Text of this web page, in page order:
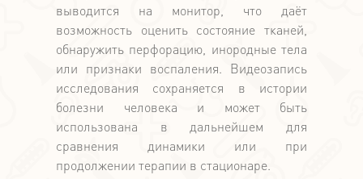
выводится на монитор, что даёт
возможность оценить состояние тканей,
обнаружить перфорацию, инородные тела
или признаки воспаления. Видеозапись
исследования сохраняется в истории
болезни человека и может быть
использована в дальнейшем для
сравнения динамики или при
продолжении терапии в стационаре.